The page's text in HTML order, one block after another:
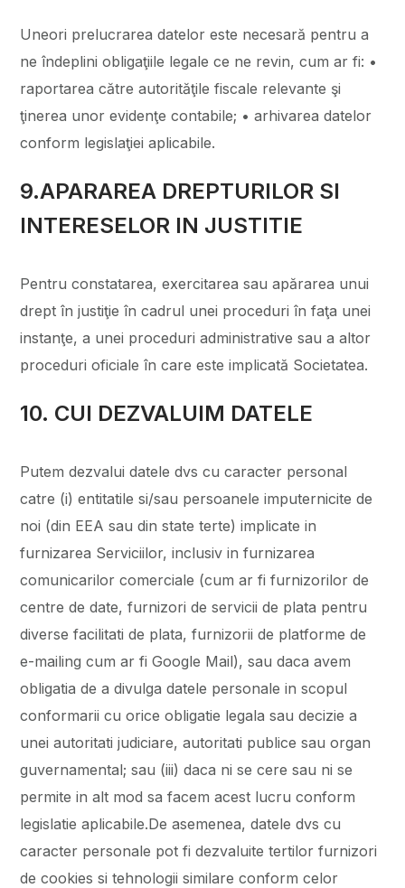
Uneori prelucrarea datelor este necesară pentru a
ne îndeplini obligaţiile legale ce ne revin, cum ar fi: •
raportarea către autorităţile fiscale relevante şi
ţinerea unor evidenţe contabile; • arhivarea datelor
conform legislaţiei aplicabile.
9.APARAREA DREPTURILOR SI
INTERESELOR IN JUSTITIE
Pentru constatarea, exercitarea sau apărarea unui
drept în justiţie în cadrul unei proceduri în faţa unei
instanţe, a unei proceduri administrative sau a altor
proceduri oficiale în care este implicată Societatea.
10. CUI DEZVALUIM DATELE
Putem dezvalui datele dvs cu caracter personal
catre (i) entitatile si/sau persoanele imputernicite de
noi (din EEA sau din state terte) implicate in
furnizarea Serviciilor, inclusiv in furnizarea
comunicarilor comerciale (cum ar fi furnizorilor de
centre de date, furnizori de servicii de plata pentru
diverse facilitati de plata, furnizorii de platforme de
e-mailing cum ar fi Google Mail), sau daca avem
obligatia de a divulga datele personale in scopul
conformarii cu orice obligatie legala sau decizie a
unei autoritati judiciare, autoritati publice sau organ
guvernamental; sau (iii) daca ni se cere sau ni se
permite in alt mod sa facem acest lucru conform
legislatie aplicabile.De asemenea, datele dvs cu
caracter personale pot fi dezvaluite tertilor furnizori
de cookies si tehnologii similare conform celor